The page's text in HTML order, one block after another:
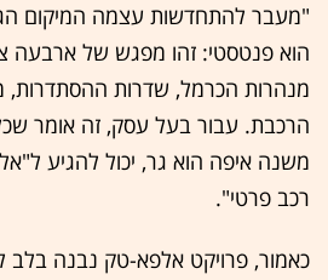
"מעבר להתחדשות עצמה המיקום
הוא פנטסטי: זהו מפגש של ארבעה
מנהרות הכרמל, שדרות ההסתדרות,
הרכבת. עבור בעל עסק, זה אומר
משנה איפה הוא גר, יכול להגיע
רכב פרטי".
כאמור, פרויקט אלפא-טק נבנה בלב